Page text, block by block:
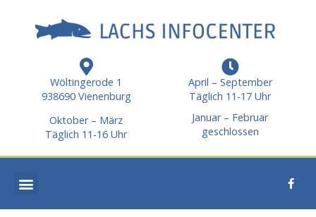
Wöltingerode 1
938690 Vienenburg
April – September
Täglich 11-17 Uhr
Oktober – März
Täglich 11-16 Uhr
Januar – Februar
geschlossen